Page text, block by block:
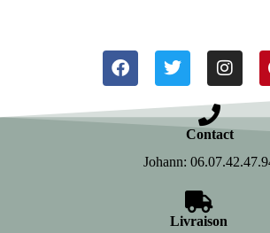
Contact
Johann:
Livraison